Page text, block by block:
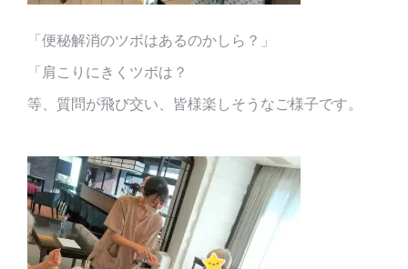
「便秘解消のツボはあるのかしら？」
「肩こりにきくツボは？
等、質問が飛び交い、皆様楽しそうなご様子です。